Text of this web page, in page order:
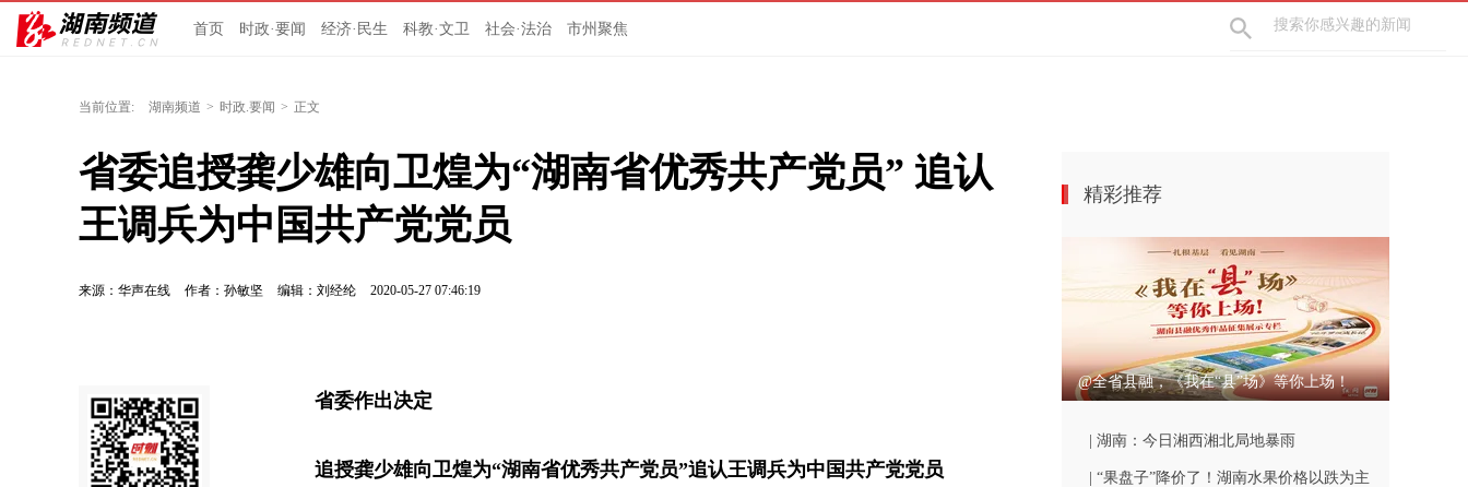
首页 时政·要闻 经济·民生 科教·文卫 社会·法治 市州聚焦
当前位置: 湖南频道 > 时政.要闻 > 正文
省委追授龚少雄向卫煌为“湖南省优秀共产党员” 追认
王调兵为中国共产党党员
来源：华声在线 作者：孙敏坚 编辑：刘经纶 2020-05-27 07:46:19
省委作出决定
追授龚少雄向卫煌为“湖南省优秀共产党员”追认王调兵为中国共产党党员
精彩推荐
@全省县融，《我在“县”场》等你上场！
| 湖南：今日湘西湘北局地暴雨
| “果盘子”降价了！湖南水果价格以跌为主